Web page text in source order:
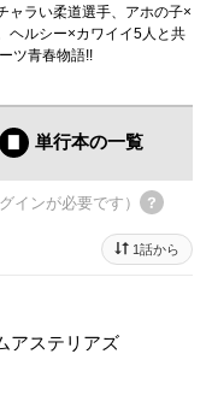
ャラい柔道選手、アホの子×
ヘルシー×カワイイ5人と共
ツ青春物語!!
単行本の一覧
インが必要です）
1話から
ステリアズ